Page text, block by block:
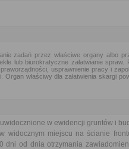
zadań przez właściwe organy albo
lub biurokratyczne załatwianie spraw.
usprawnienie pracy i
właściwy dla załatwienia skargi
w ewidencji gruntów i
widocznym miejscu na ścianie
dni od dnia otrzymania